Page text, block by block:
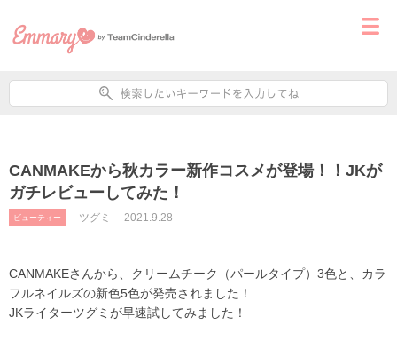
CANMAKEから秋カラー新作コスメが登場！！JKが
ガチレビューしてみた！
ビューティー ツグミ 2021.9.28
CANMAKEさんから、クリームチーク（パールタイプ）3色と、カラ
フルネイルズの新色5色が発売されました！
JKライターツグミが早速試してみました！